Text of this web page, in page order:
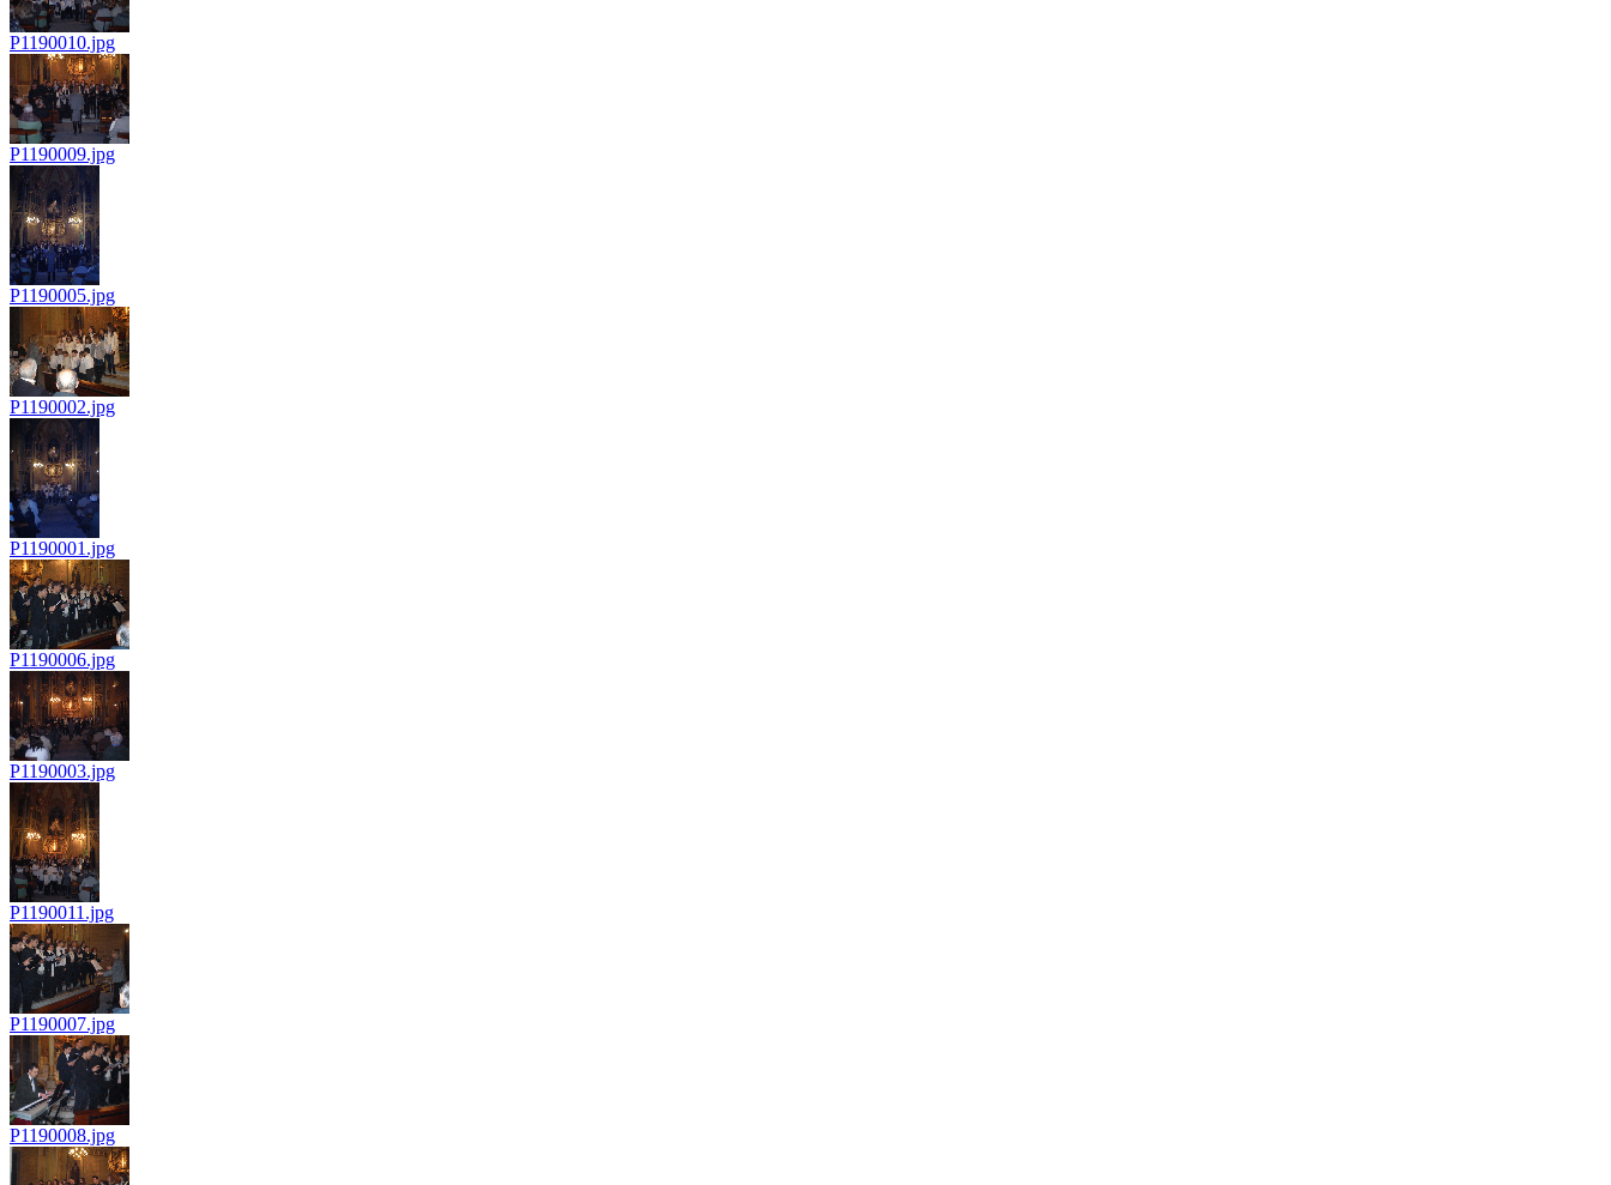
P1190010.jpg
P1190009.jpg
P1190005.jpg
P1190002.jpg
P1190001.jpg
P1190006.jpg
P1190003.jpg
P1190011.jpg
P1190007.jpg
P1190008.jpg